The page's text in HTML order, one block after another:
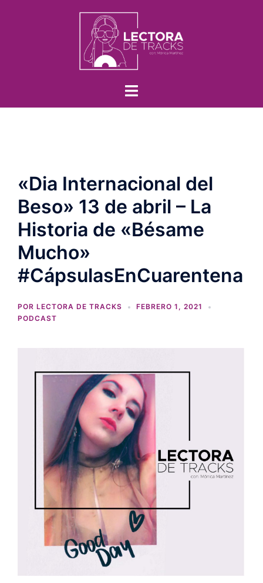
«Dia Internacional del
Beso» 13 de abril – La
Historia de «Bésame
Mucho»
#CápsulasEnCuarentena
POR LECTORA DE TRACKS
FEBRERO 1, 2021
PODCAST